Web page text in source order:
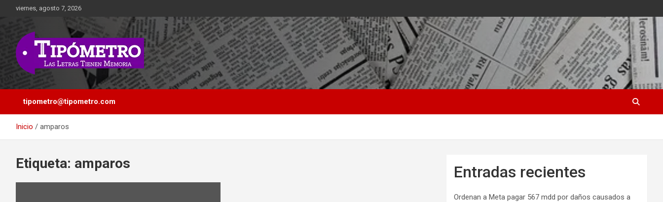
viernes, agosto 7, 2026
Tipometro
Las Letras Tienen Memoria
tipometro@tipometro.com
Inicio amparos
Etiqueta: amparos Entradas recientes
Ordenan a Meta pagar 567 mdd por daños causados a